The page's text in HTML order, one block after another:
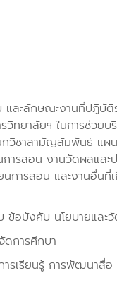
ละลักษณะงานที่ปฏิบั
ทยาลัยฯ ในการช่วยบ
วิชาสามัญสัมพันธ์ แผ
รสอน งานวัดผลและ
การสอน และงานอื่น
ข้อบังคับ นโยบายแล
ดการศึกษา
เรียนรู้ การพัฒนาสื่อ